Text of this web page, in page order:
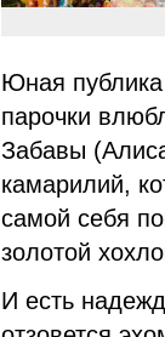
Юная публика
парочки
Забавы
камарилий,
самой себя
золотой
И есть